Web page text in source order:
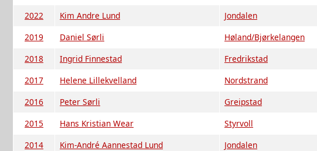
2022
Kim Andre Lund Jondalen
2019
Daniel Sørli Høland/Bjørkelangen
2018
Ingrid Finnestad Fredrikstad
2017
Helene Lillekvelland Nordstrand
2016
Peter Sørli Greipstad
2015
Hans Kristian Wear Styrvoll
2014
Kim-André Aannestad Lund Jondalen